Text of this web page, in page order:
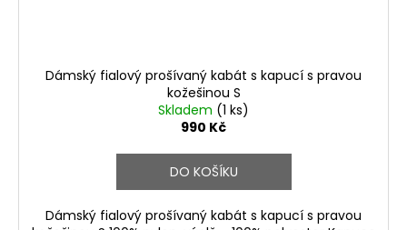
Dámský fialový prošívaný kabát s kapucí s pravou
kožešinou S
Skladem (1 ks)
990 Kč
DO KOŠÍKU
Dámský fialový prošívaný kabát s kapucí s pravou